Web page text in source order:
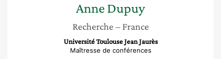
AnneDupuy
Recherche – France
Université Toulouse Jean Jaurès
Maîtresse de conférences